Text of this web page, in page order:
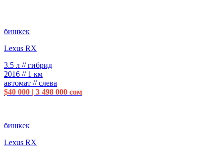
бишкек
Lexus RX
3.5 л // гибрид
2016 // 1 км
автомат // слева
$40 000 | 3 498 000 сом
бишкек
Lexus RX